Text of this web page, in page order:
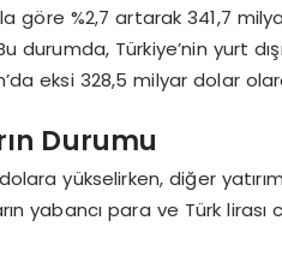
göre %2,7 artarak 341,7
durumda, Türkiye’nin yurt dışı
eksi 328,5 milyar dolar
Durumu
yükselirken, diğer
yabancı para ve Türk